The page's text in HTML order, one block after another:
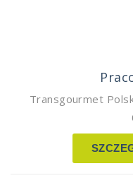
Transgourmet